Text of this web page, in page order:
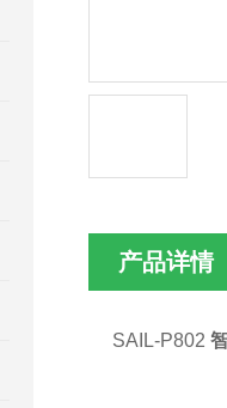
产品详情
SAIL-P802